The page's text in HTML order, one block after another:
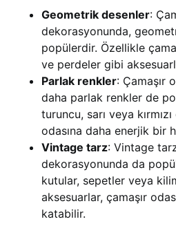
Geometrik desenler:
dekorasyonunda,
popülerdir. Özellikle
ve perdeler gibi
Parlak renkler: Çamaşır
daha parlak renkler de
turuncu, sarı veya
odasına daha enerjik bir
Vintage tarz: Vintage
dekorasyonunda da
kutular, sepetler veya
aksesuarlar, çamaşır
katabilir.